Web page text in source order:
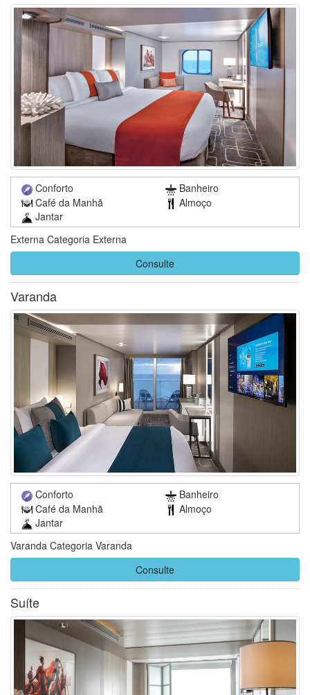
Conforto
Banheiro
Café da Manhã
Almoço
Jantar
Externa Categoria Externa
Consulte
Varanda
Conforto
Banheiro
Café da Manhã
Almoço
Jantar
Varanda Categoria Varanda
Consulte
Suíte